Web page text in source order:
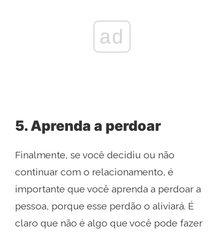
ad
5. Aprenda a perdoar
Finalmente, se você decidiu ou não
continuar com o relacionamento, é
importante que você aprenda a perdoar a
pessoa, porque esse perdão o aliviará. É
claro que não é algo que você pode fazer